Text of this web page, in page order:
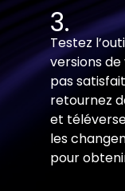
Testez
versions de
pas
retournez
et
les
pour